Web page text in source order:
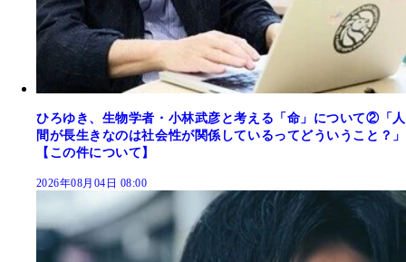
ひろゆき、生物学者・小林武彦と考える「命」について②「人
間が長生きなのは社会性が関係しているってどういうこと？」
【この件について】
2026年08月04日 08:00